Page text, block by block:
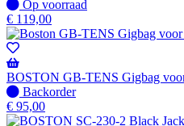
Op
voorraad
Op voorraad
€ 119,00
BOSTON GB-TENS Gigbag
Niet
op
voorraad
Backorder
€ 95,00